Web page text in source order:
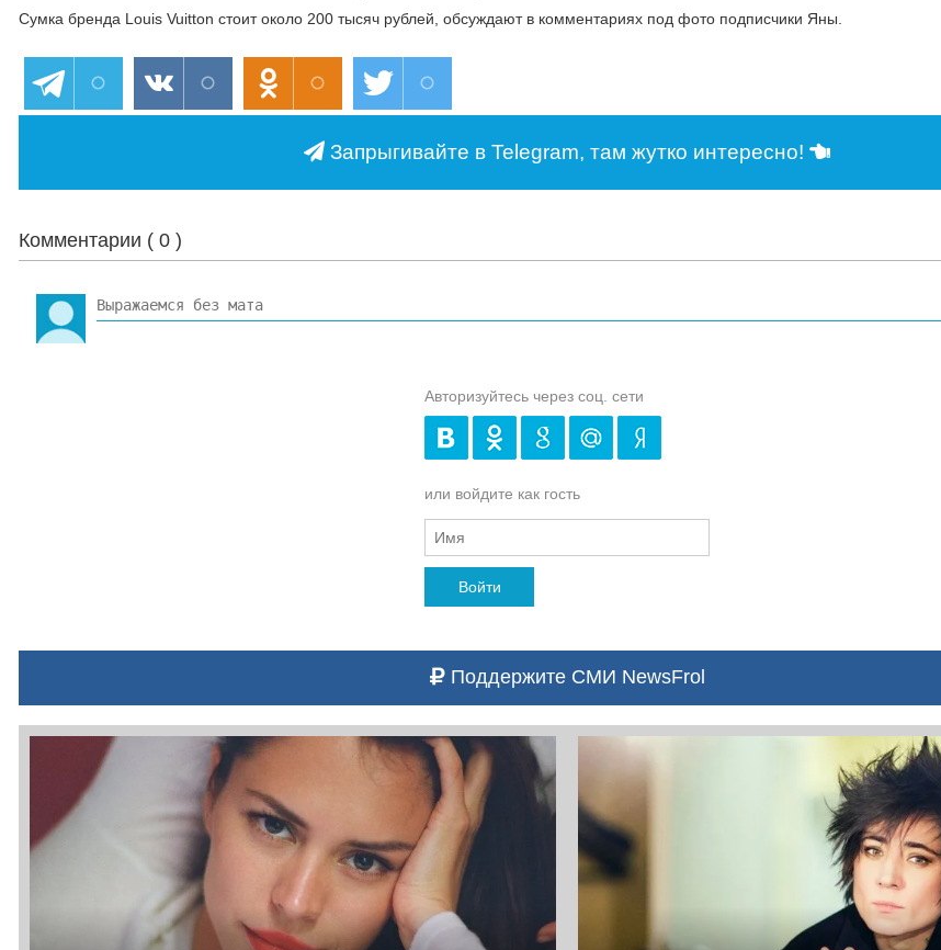
Сумка бренда Louis Vuitton стоит около 200 тысяч рублей, обсуждают в комментариях под фото подписчики Яны.
Запрыгивайте в Telegram, там жутко интересно!
Комментарии ( 0 )
Авторизуйтесь через соц. сети
или войдите как гость
Войти
Поддержите СМИ NewsFrol